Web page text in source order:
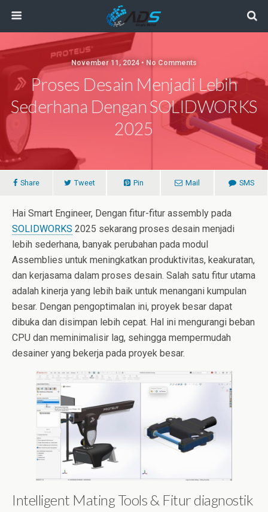
November 11, 2024 • No Comments
Proses Desain Menjadi Lebih
Sederhana Dengan SOLIDWORKS
2025
Share Tweet Pin Mail SMS
Hai Smart Engineer, Dengan fitur-fitur assembly pada
SOLIDWORKS 2025 sekarang proses desain menjadi
lebih sederhana, banyak perubahan pada modul
Assemblies untuk meningkatkan produktivitas, keakuratan,
dan kerjasama dalam proses desain. Salah satu fitur utama
adalah kinerja yang lebih baik untuk menangani kumpulan
besar. Dengan pengoptimalan ini, proyek besar dapat
dibuka dan disimpan lebih cepat. Hal ini mengurangi beban
CPU dan meminimalisir lag, sehingga mempermudah
desainer yang bekerja pada proyek besar.
Intelligent Mating Tools & Fitur diagnostik